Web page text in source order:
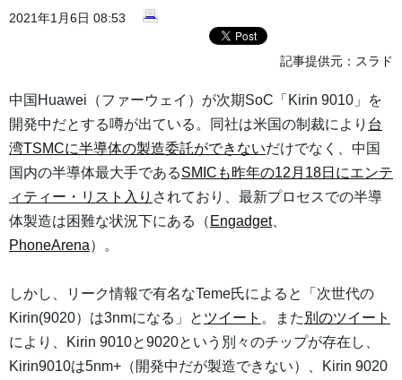
2021年1月6日 08:53
記事提供元： スラド
中国Huawei（ファーウェイ）が次期SoC「Kirin 9010」を
開発中だとする噂が出ている。同社は米国の制裁により 台
湾TSMCに半導体の製造委託ができないだけでなく、中国
国内の半導体最大手であるSMICも昨年の12月18日にエンテ
ィティー・リスト入り されており、最新プロセスでの半導
体製造は困難な状況下にある（ Engadget、
PhoneArena）。
しかし、リーク情報で有名なTeme氏によると「次世代の
Kirin(9020）は3nmになる」と ツイート 。また 別のツイート
により、Kirin 9010と9020という別々のチップが存在し、
Kirin9010は5nm+（開発中だが製造できない）、Kirin 9020